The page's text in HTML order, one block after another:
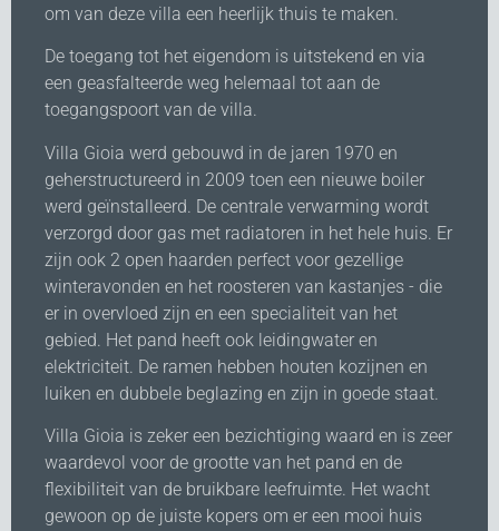
om van deze villa een heerlijk thuis te maken.
De toegang tot het eigendom is uitstekend en via
een geasfalteerde weg helemaal tot aan de
toegangspoort van de villa.
Villa Gioia werd gebouwd in de jaren 1970 en
geherstructureerd in 2009 toen een nieuwe boiler
werd geïnstalleerd. De centrale verwarming wordt
verzorgd door gas met radiatoren in het hele huis. Er
zijn ook 2 open haarden perfect voor gezellige
winteravonden en het roosteren van kastanjes - die
er in overvloed zijn en een specialiteit van het
gebied. Het pand heeft ook leidingwater en
elektriciteit. De ramen hebben houten kozijnen en
luiken en dubbele beglazing en zijn in goede staat.
Villa Gioia is zeker een bezichtiging waard en is zeer
waardevol voor de grootte van het pand en de
flexibiliteit van de bruikbare leefruimte. Het wacht
gewoon op de juiste kopers om er een mooi huis